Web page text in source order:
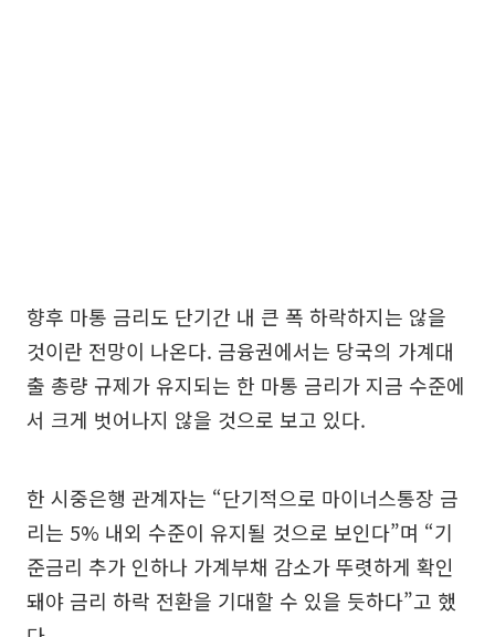
향후 마통 금리도 단기간 내 큰 폭 하락하지는 않을
것이란 전망이 나온다. 금융권에서는 당국의 가계대
출 총량 규제가 유지되는 한 마통 금리가 지금 수준에
서 크게 벗어나지 않을 것으로 보고 있다.
한 시중은행 관계자는 “단기적으로 마이너스통장 금
리는 5% 내외 수준이 유지될 것으로 보인다”며 “기
준금리 추가 인하나 가계부채 감소가 뚜렷하게 확인
돼야 금리 하락 전환을 기대할 수 있을 듯하다”고 했